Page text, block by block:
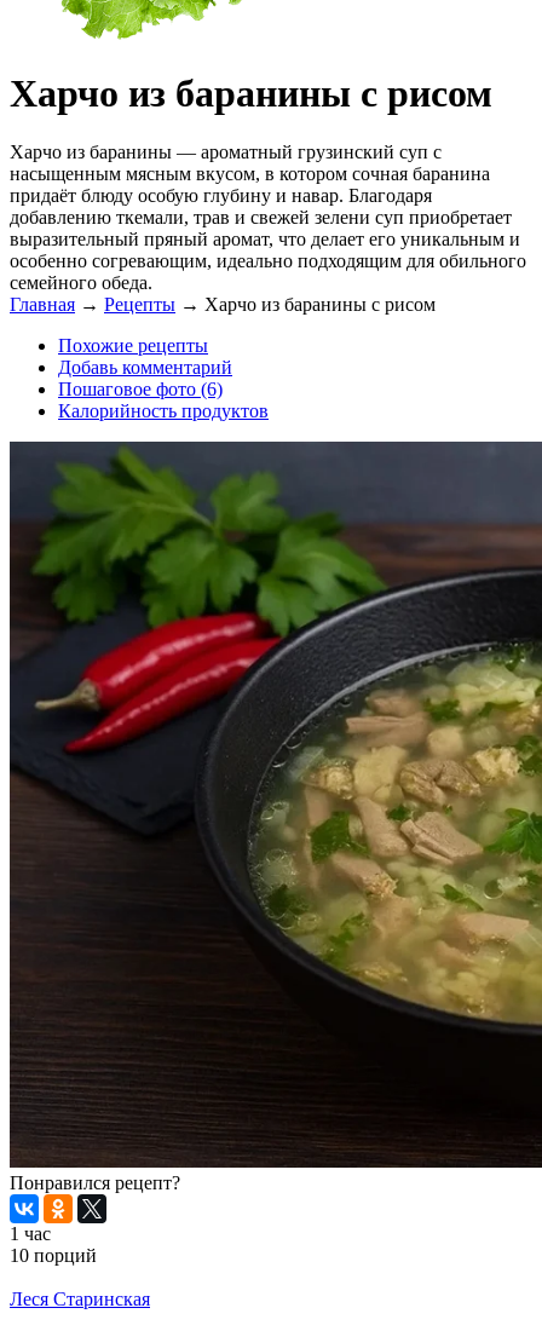
Харчо из баранины с рисом
Харчо из баранины — ароматный грузинский суп с
насыщенным мясным вкусом, в котором сочная баранина
придаёт блюду особую глубину и навар. Благодаря
добавлению ткемали, трав и свежей зелени суп приобретает
выразительный пряный аромат, что делает его уникальным и
особенно согревающим, идеально подходящим для обильного
семейного обеда.
Главная → Рецепты → Харчо из баранины с рисом
Похожие рецепты
Добавь комментарий
Пошаговое фото (6)
Калорийность продуктов
Понравился рецепт?
1 час
10 порций
Леся Старинская